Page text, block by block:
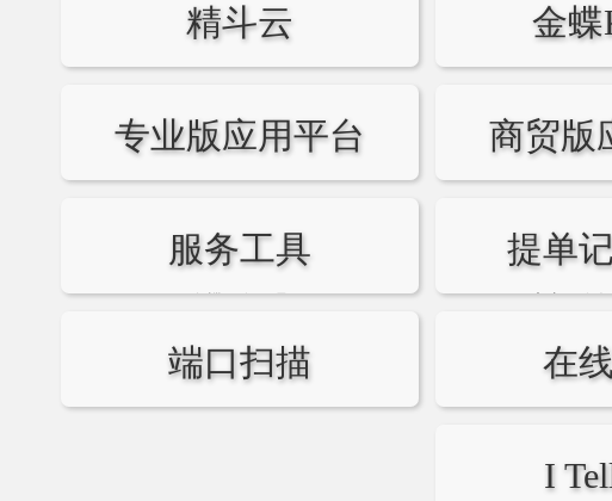
精斗云 金蝶
在
专业版应用平台 商贸版
服务工具
金蝶服务工具
提单
官方服务
端口扫描
Telnet
在
I